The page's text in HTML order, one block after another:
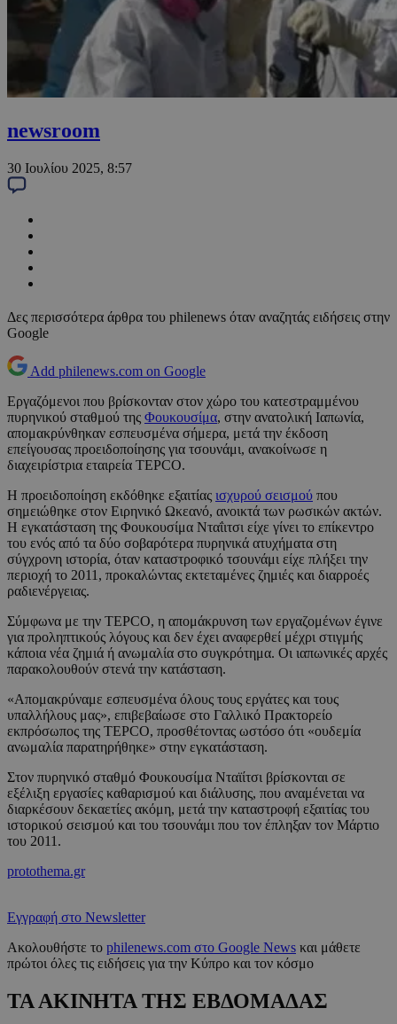
newsroom
30 Ιουλίου 2025, 8:57
Δες περισσότερα άρθρα του philenews όταν αναζητάς ειδήσεις στην
Google
Add philenews.com on Google
Εργαζόμενοι που βρίσκονταν στον χώρο του κατεστραμμένου
πυρηνικού σταθμού της Φουκουσίμα, στην ανατολική Ιαπωνία,
απομακρύνθηκαν εσπευσμένα σήμερα, μετά την έκδοση
επείγουσας προειδοποίησης για τσουνάμι, ανακοίνωσε η
διαχειρίστρια εταιρεία TEPCO.
Η προειδοποίηση εκδόθηκε εξαιτίας ισχυρού σεισμού που
σημειώθηκε στον Ειρηνικό Ωκεανό, ανοικτά των ρωσικών ακτών.
Η εγκατάσταση της Φουκουσίμα Νταΐιτσι είχε γίνει το επίκεντρο
του ενός από τα δύο σοβαρότερα πυρηνικά ατυχήματα στη
σύγχρονη ιστορία, όταν καταστροφικό τσουνάμι είχε πλήξει την
περιοχή το 2011, προκαλώντας εκτεταμένες ζημιές και διαρροές
ραδιενέργειας.
Σύμφωνα με την TEPCO, η απομάκρυνση των εργαζομένων έγινε
για προληπτικούς λόγους και δεν έχει αναφερθεί μέχρι στιγμής
κάποια νέα ζημιά ή ανωμαλία στο συγκρότημα. Οι ιαπωνικές αρχές
παρακολουθούν στενά την κατάσταση.
«Απομακρύναμε εσπευσμένα όλους τους εργάτες και τους
υπαλλήλους μας», επιβεβαίωσε στο Γαλλικό Πρακτορείο
εκπρόσωπος της TEPCO, προσθέτοντας ωστόσο ότι «ουδεμία
ανωμαλία παρατηρήθηκε» στην εγκατάσταση.
Στον πυρηνικό σταθμό Φουκουσίμα Νταϊίτσι βρίσκονται σε
εξέλιξη εργασίες καθαρισμού και διάλυσης, που αναμένεται να
διαρκέσουν δεκαετίες ακόμη, μετά την καταστροφή εξαιτίας του
ιστορικού σεισμού και του τσουνάμι που τον έπληξαν τον Μάρτιο
του 2011.
protothema.gr
Εγγραφή στο Newsletter
Ακολουθήστε το philenews.com στο Google News και μάθετε
πρώτοι όλες τις ειδήσεις για την Κύπρο και τον κόσμο
ΤΑ ΑΚΙΝΗΤΑ ΤΗΣ ΕΒΔΟΜΑΔΑΣ